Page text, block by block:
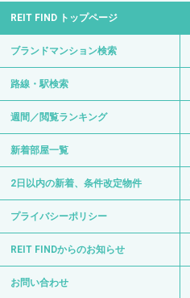
REIT FIND トップページ
ブランドマンション検索
路線・駅検索
週間／閲覧ランキング
新着部屋一覧
2日以内の新着、条件改定物件
プライバシーポリシー
REIT FINDからのお知らせ
お問い合わせ